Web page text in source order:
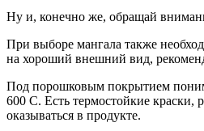
Ну и, конечно же, обращай
При выборе мангала также
на хороший внешний вид,
Под порошковым покрытием
600 С. Есть термостойкие краски,
оказываться в продукте.